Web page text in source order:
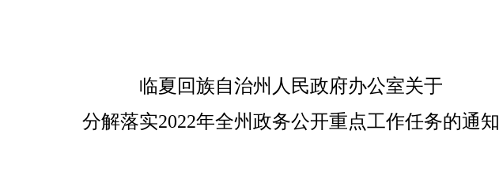
临夏回族自治州人民政府办公室关于
分解落实2022年全州政务公开重点工作任务的通知